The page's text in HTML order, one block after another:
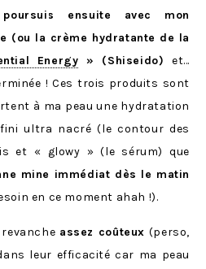
ensuite avec mon
(ou la crème hydratante de la
Energy » (Shiseido)et…
! Ces trois produits sont
à ma peau une hydratation
ultra nacré (le contour des
et « glowy » (le sérum) que
mine immédiat dès le matin
en ce moment ahah !).
assez coûteux (perso,
leur efficacité car ma peau